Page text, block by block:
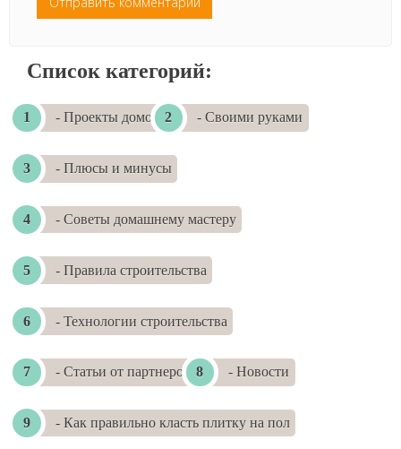
Список категорий:
- Проекты домов - Своими руками
- Плюсы и минусы
- Советы домашнему мастеру
- Правила строительства
- Технологии строительства
- Статьи от партнеров - Новости
- Как правильно класть плитку на пол